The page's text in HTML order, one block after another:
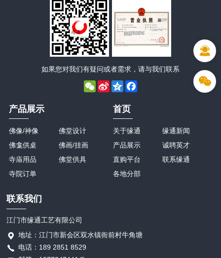
详情 详情
如果您对我们有疑问或者需求，请与我们联系
WeChat
Sina
Weibo
Qzone
产品展示
佛像/神像
佛龛供桌
寺庙用品
寺院订单
佛堂设计
佛画/挂画
佛堂供具
首页
关于缘通
产品展示
直购平台
各地分部
缘通新闻
诚聘英才
联系缘通
联系我们
江门市缘通工艺有限公司
地址：江门市新会区双水镇衙前村牛角塘
电话：189 2851 8529